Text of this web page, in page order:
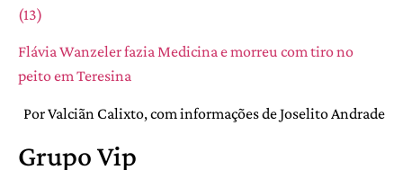
(13)
Flávia Wanzeler fazia Medicina e morreu com tiro no
peito em Teresina
Por Valciãn Calixto, com informações de Joselito Andrade
Grupo Vip